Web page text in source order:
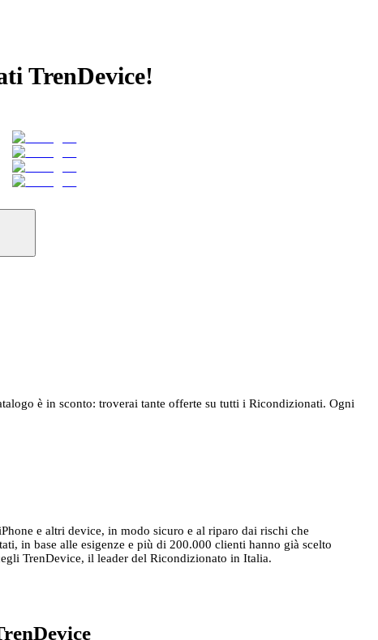
TrenDevice!
è in sconto: troverai tante offerte su tutti i Ricondizionati. Ogni
e altri device, in modo sicuro e al riparo dai rischi che
in base alle esigenze e più di 200.000 clienti hanno già scelto
TrenDevice, il leader del Ricondizionato in Italia.